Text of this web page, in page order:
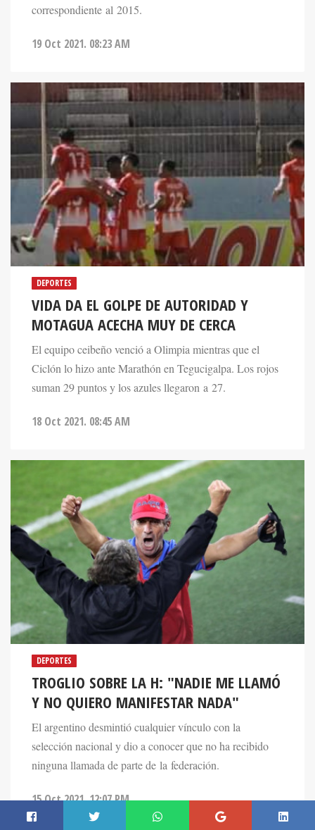
correspondiente al 2015.
19 Oct 2021. 08:23 AM
DEPORTES
VIDA DA EL GOLPE DE AUTORIDAD Y
MOTAGUA ACECHA MUY DE CERCA
El equipo ceibeño venció a Olimpia mientras que el
Ciclón lo hizo ante Marathón en Tegucigalpa. Los rojos
suman 29 puntos y los azules llegaron a 27.
18 Oct 2021. 08:45 AM
DEPORTES
TROGLIO SOBRE LA H: "NADIE ME LLAMÓ
Y NO QUIERO MANIFESTAR NADA"
El argentino desmintió cualquier vínculo con la
selección nacional y dio a conocer que no ha recibido
ninguna llamada de parte de la federación.
15 Oct 2021. 12:07 PM